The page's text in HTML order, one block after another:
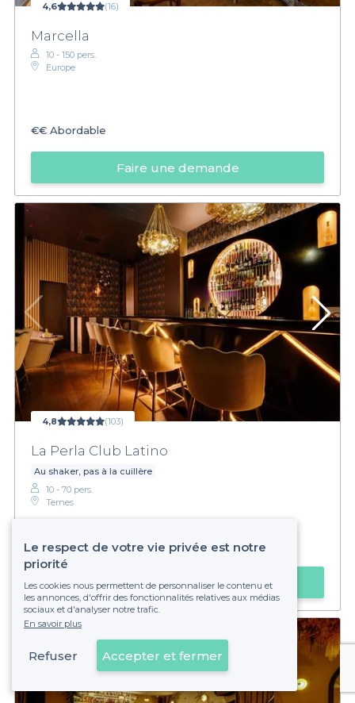
4,6 (16)
Marcella
10 - 150 pers.
Europe
€€ Abordable
Faire une demande
4,8 (103)
La Perla Club Latino
Au shaker, pas à la cuillère
10 - 70 pers.
Ternes
€€Abordable
Faire une demande
Voir sur la carte
Le respect de votre vie privée est notre
priorité
Les cookies nous permettent de personnaliser le contenu et
les annonces, d'offrir des fonctionnalités relatives aux médias
sociaux et d'analyser notre trafic.
En savoir plus
Refuser Accepter et fermer